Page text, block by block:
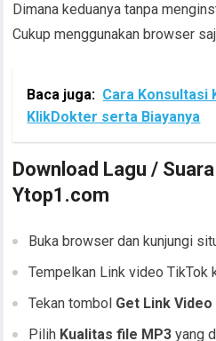
Dimana keduanya tanpa
Cukup menggunakan browser
Baca juga: Cara Konsultasi
KlikDokter serta Biayanya
Download Lagu /
Ytop1.com
Buka browser dan kunjungi
Tempelkan Link video TikTok
Tekan tombol Get Link Video
Pilih Kualitas file MP3 yang